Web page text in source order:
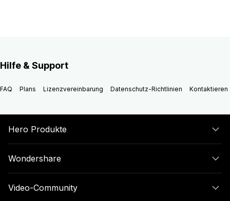
Hilfe & Support
FAQ Plans Lizenzvereinbarung Datenschutz-Richtlinien Kontaktieren
Hero Produkte
Wondershare
Video-Community